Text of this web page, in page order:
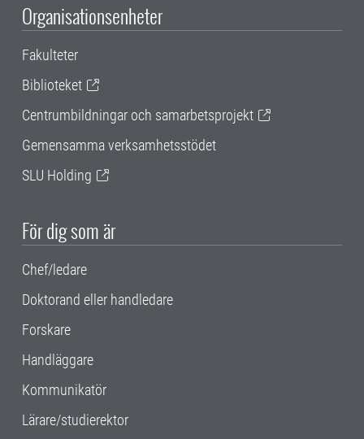
Organisationsenheter
Fakulteter
Biblioteket
Centrumbildningar och samarbetsprojekt
Gemensamma verksamhetsstödet
SLU Holding
För dig som är
Chef/ledare
Doktorand eller handledare
Forskare
Handläggare
Kommunikatör
Lärare/studierektor